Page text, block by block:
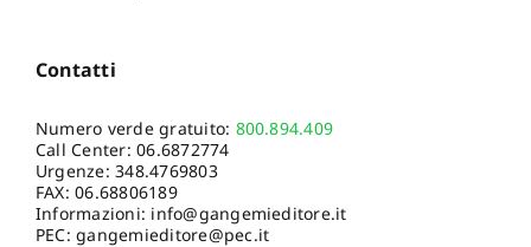
Contatti
Numero verde gratuito: 800.894.409
Call Center:06.6872774
Urgenze:348.4769803
FAX: 06.68806189
Informazioni: info@gangemieditore.it
PEC: gangemieditore@pec.it